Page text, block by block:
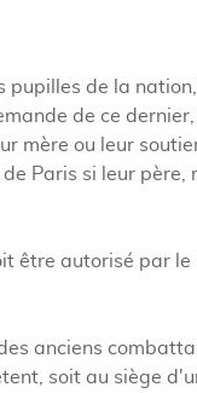
pupilles de la
de ce
mère ou leur
Paris si leur père,
être autorisé par le
anciens
soit au siège